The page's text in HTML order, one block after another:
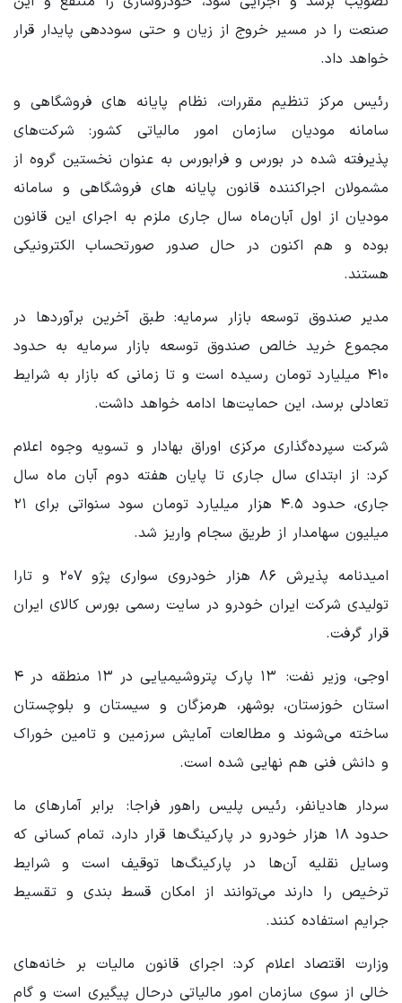
صنعت را در مسیر خروج از زیان و حتی سوددهی پایدار قرار
خواهد داد.
رئیس مرکز تنظیم مقررات، نظام پایانه های فروشگاهی و
سامانه مودیان سازمان امور مالیاتی کشور: شرکت‌های
پذیرفته شده در بورس و فرابورس به عنوان نخستین گروه از
مشمولان اجراکننده قانون پایانه های فروشگاهی و سامانه
مودیان از اول آبان‌ماه سال جاری ملزم به اجرای این قانون
بوده و هم اکنون در حال صدور صورتحساب الکترونیکی
هستند.
مدیر صندوق توسعه بازار سرمایه: طبق آخرین برآوردها در
مجموع خرید خالص صندوق توسعه بازار سرمایه به حدود
۴۱۰ میلیارد تومان رسیده است و تا زمانی که بازار به شرایط
تعادلی برسد، این حمایت‌ها ادامه خواهد داشت.
شرکت سپرده‌گذاری مرکزی اوراق بهادار و تسویه وجوه اعلام
کرد: از ابتدای سال جاری تا پایان هفته دوم آبان ماه سال
جاری، حدود ۴.۵ هزار میلیارد تومان سود سنواتی برای ۲۱
میلیون سهامدار از طریق سجام واریز شد.
امیدنامه پذیرش ۸۶ هزار خودروی سواری پژو ۲۰۷ و تارا
تولیدی شرکت ایران خودرو در سایت رسمی بورس کالای ایران
قرار گرفت.
اوجی، وزیر نفت: ۱۳ پارک پتروشیمیایی در ۱۳ منطقه در ۴
استان خوزستان، بوشهر، هرمزگان و سیستان‌ و بلوچستان
ساخته می‌شوند و مطالعات آمایش سرزمین و تامین خوراک
و دانش فنی هم نهایی شده است.
سردار هادیانفر، رئیس پلیس راهور فراجا: برابر آمارهای ما
حدود ۱۸ هزار خودرو در پارکینگ‌ها قرار دارد، تمام کسانی که
وسایل نقلیه آن‌ها در پارکینگ‌ها توقیف است و شرایط
ترخیص را دارند می‌توانند از امکان قسط بندی و تقسیط
جرایم استفاده کنند.
وزارت اقتصاد اعلام کرد: اجرای قانون مالیات بر خانه‌های
خالی از سوی سازمان امور مالیاتی درحال پیگیری است و گام